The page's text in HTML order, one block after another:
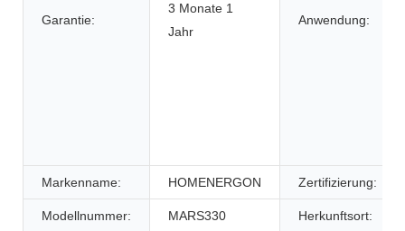
Garantie:
3 Monate 1
Jahr
Anwendung:
Markenname: HOMENERGON Zertifizierung:
Modellnummer: MARS330 Herkunftsort: